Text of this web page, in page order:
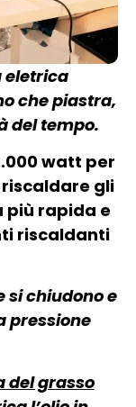
eletrica
che piastra,
del tempo.
watt per
gli
più rapida e
riscaldanti
si chiudono e
pressione
del grasso